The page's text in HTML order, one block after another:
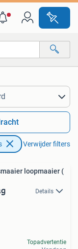
Verwijder filters
loopmaaier (
Details
Topadvertentie